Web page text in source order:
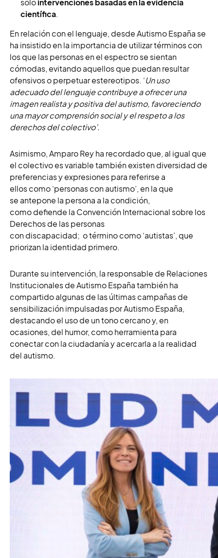
solointervenciones basadas en la evidencia
científica.
En relación con el lenguaje, desde Autismo España se
ha insistido en la importancia de utilizar términos con
los que las personas en el espectro se sientan
cómodas, evitando aquellos que puedan resultar
ofensivos o perpetuar estereotipos. ‘Un uso
adecuado del lenguaje contribuye a ofrecer una
imagen realista y positiva del autismo, favoreciendo
una mayor comprensión social y el respeto a los
derechos del colectivo’.
Asimismo, Amparo Rey ha recordado que, al igual que
el colectivo es variable también existen diversidad de
preferencias y expresiones para referirse a
ellos como ‘personas con autismo’, en la que
se antepone la persona a la condición,
como defiende la Convención Internacional sobre los
Derechos de las personas
con discapacidad; o término como ‘autistas’, que
priorizan la identidad primero.
Durante su intervención, la responsable de Relaciones
Institucionales de Autismo España también ha
compartido algunas de las últimas campañas de
sensibilización impulsadas por Autismo España,
destacando el uso de un tono cercano y, en
ocasiones, del humor, como herramienta para
conectar con la ciudadanía y acercarla a la realidad
del autismo.